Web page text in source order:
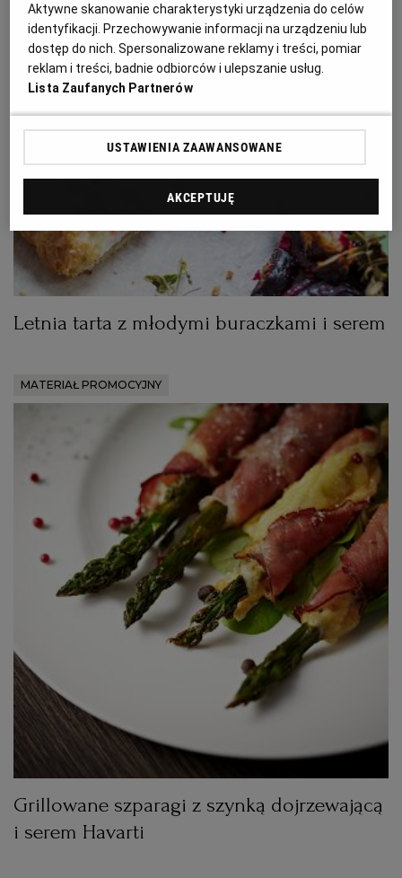
LUBLIN
ŁÓDŹ
OLSZTYN
OPOLE
RYBNIK
RZESZÓW
SOSNOWIEC
SZCZECIN
TORUŃ
TRÓJMIASTO
WAŁBRZYCH
WARSZAWA
PUBLIO.PL
KULTURALNYSKLEP.PL
DZIECKO
ZDROWIE
FORUM
Letnia tarta z młodymi buraczkami i serem
MATERIAŁ PROMOCYJNY
Grillowane szparagi z szynką dojrzewającą
i serem Havarti
Aktywne skanowanie charakterystyki urządzenia do celów
identyfikacji. Przechowywanie informacji na urządzeniu lub
dostęp do nich. Spersonalizowane reklamy i treści, pomiar
reklam i treści, badnie odbiorców i ulepszanie usług.
Lista Zaufanych Partnerów
USTAWIENIA ZAAWANSOWANE
AKCEPTUJĘ